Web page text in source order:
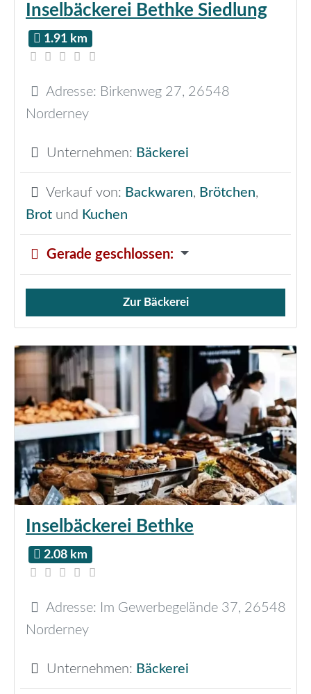
Inselbäckerei Bethke Siedlung
1.91 km
Adresse: Birkenweg 27, 26548
Norderney
Unternehmen: Bäckerei
Verkauf von: Backwaren, Brötchen,
Brot und Kuchen
Gerade geschlossen:
Verkauf von Brötchen,
Zur Bäckerei
Inselbäckerei Bethke
2.08 km
Adresse: Im Gewerbegelände 37, 26548
Norderney
Unternehmen: Bäckerei